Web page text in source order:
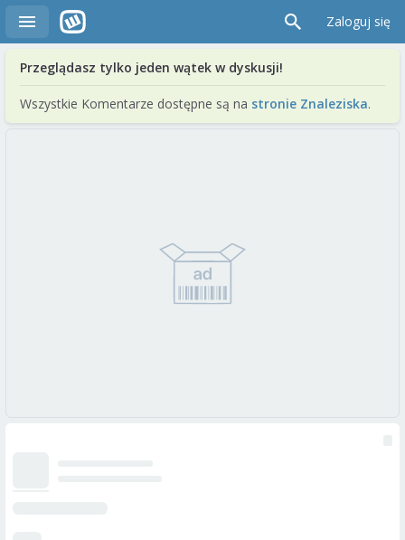
Zaloguj się
Przeglądasz tylko jeden wątek w dyskusji!
Wszystkie Komentarze dostępne są na stronie Znaleziska.